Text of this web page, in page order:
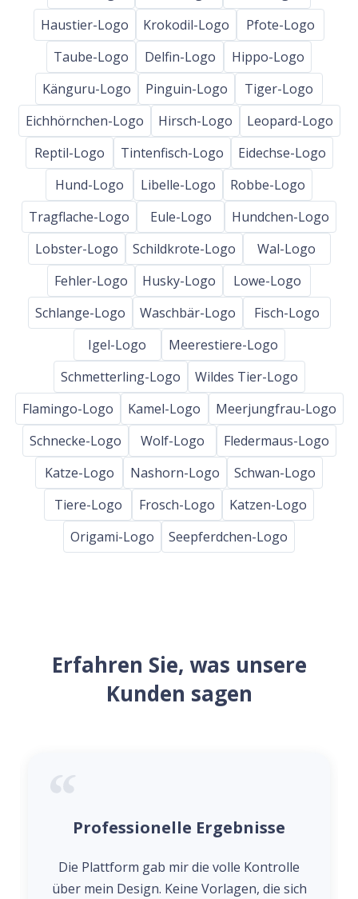
Haustier-Logo
Krokodil-Logo
Pfote-Logo
Taube-Logo
Delfin-Logo
Hippo-Logo
Känguru-Logo
Pinguin-Logo
Tiger-Logo
Eichhörnchen-Logo
Hirsch-Logo
Leopard-Logo
Reptil-Logo
Tintenfisch-Logo
Eidechse-Logo
Hund-Logo
Libelle-Logo
Robbe-Logo
Tragflache-Logo
Eule-Logo
Hundchen-Logo
Lobster-Logo
Schildkrote-Logo
Wal-Logo
Fehler-Logo
Husky-Logo
Lowe-Logo
Schlange-Logo
Waschbär-Logo
Fisch-Logo
Igel-Logo
Meerestiere-Logo
Schmetterling-Logo
Wildes Tier-Logo
Flamingo-Logo
Kamel-Logo
Meerjungfrau-Logo
Schnecke-Logo
Wolf-Logo
Fledermaus-Logo
Katze-Logo
Nashorn-Logo
Schwan-Logo
Tiere-Logo
Frosch-Logo
Katzen-Logo
Origami-Logo
Seepferdchen-Logo
Erfahren Sie, was unsere
Kunden sagen
Einfaches und flexibles Design
Der Logo-Generator war von Anfang bis
Ende unglaublich einfach zu bedienen. Ich